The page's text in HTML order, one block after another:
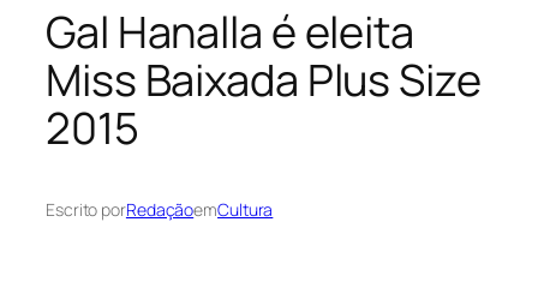
Gal Hanalla é eleita
Miss Baixada Plus Size
2015
Escrito porRedaçãoemCultura